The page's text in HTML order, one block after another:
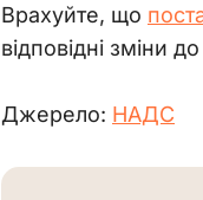
Врахуйте, що
відповідні зміни
Джерело: НАДС